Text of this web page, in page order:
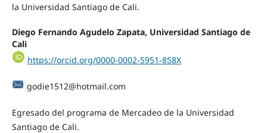
la Universidad Santiago de Cali.
Diego Fernando Agudelo Zapata, Universidad Santiago de
Cali
https://orcid.org/0000-0002-5951-858X
godie1512@hotmail.com
Egresado del programa de Mercadeo de la Universidad
Santiago de Cali.